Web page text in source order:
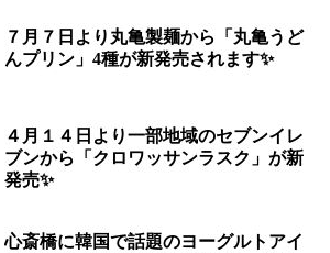
７月７日より丸亀製麺から「丸亀うど
んプリン」4種が新発売されます✨
４月１４日より一部地域のセブンイレ
ブンから「クロワッサンラスク」が新
発売✨
心斎橋に韓国で話題のヨーグルトアイ